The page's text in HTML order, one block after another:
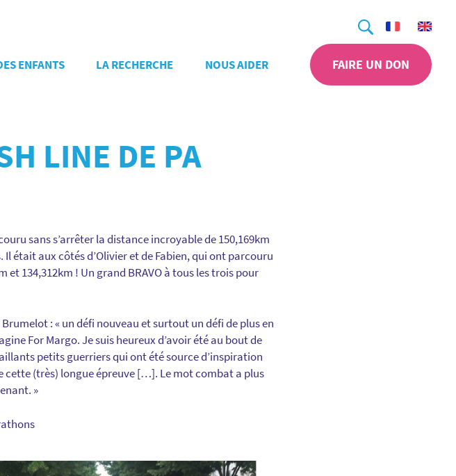
Recherche
ENFANTS LA RECHERCHE NOUS AIDER FAIRE UN DON
LINE DE PA
sans s’arrêter la distance incroyable de 150,169km
Il était aux côtés d’Olivier et de Fabien, qui ont parcouru
et 134,312km ! Un grand BRAVO à tous les trois pour
: « un défi nouveau et surtout un défi de plus en
For Margo. Je suis heureux d’avoir été au bout de
petits guerriers qui ont été source d’inspiration
(très) longue épreuve […]. Le mot combat a plus
»